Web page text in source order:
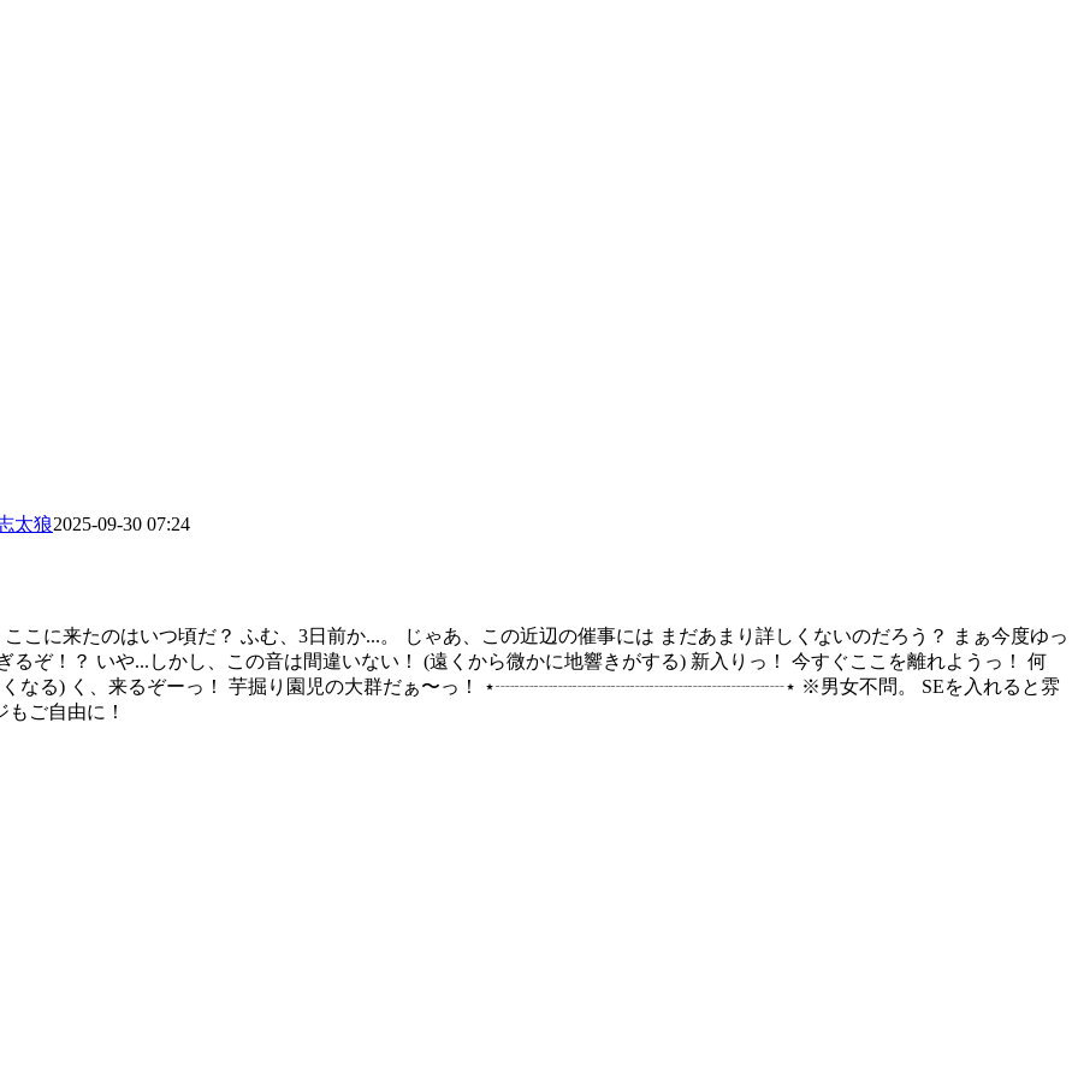
太狼2025-09-30 07:24
はいつ頃だ？ ふむ、3日前か...。 じゃあ、この近辺の催事には まだあまり詳しくないのだろう？ まぁ今度ゆっ
ぞ！？ いや...しかし、この音は間違いない！ (遠くから微かに地響きがする) 新入りっ！ 今すぐここを離れようっ！ 何
きくなる) く、来るぞーっ！ 芋掘り園児の大群だぁ〜っ！ ⋆┈┈┈┈┈┈┈┈┈┈┈┈┈┈┈⋆ ※男女不問。 SEを入れると雰
ご自由に！